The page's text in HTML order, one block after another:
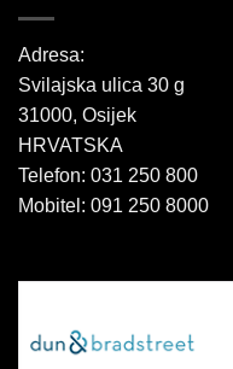
Adresa:
Svilajska ulica 30 g
31000, Osijek
HRVATSKA
Telefon: 031 250 800
Mobitel: 091 250 8000